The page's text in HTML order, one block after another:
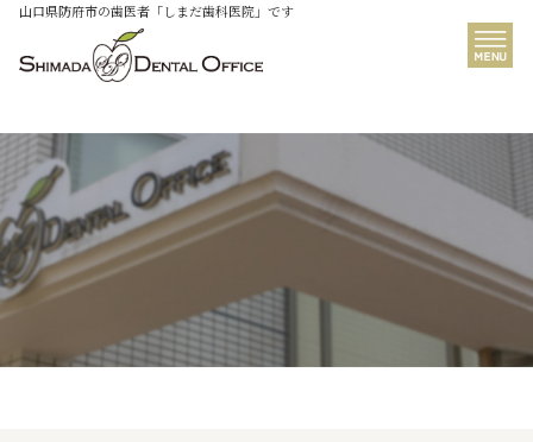
山口県防府市の歯医者「しまだ歯科医院」です